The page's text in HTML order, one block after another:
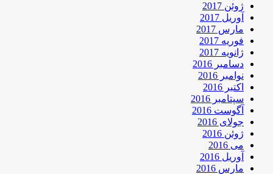
ژوئن 2017
آوریل 2017
مارس 2017
فوریه 2017
ژانویه 2017
دسامبر 2016
نوامبر 2016
اکتبر 2016
سپتامبر 2016
آگوست 2016
جولای 2016
ژوئن 2016
می 2016
آوریل 2016
مارس 2016